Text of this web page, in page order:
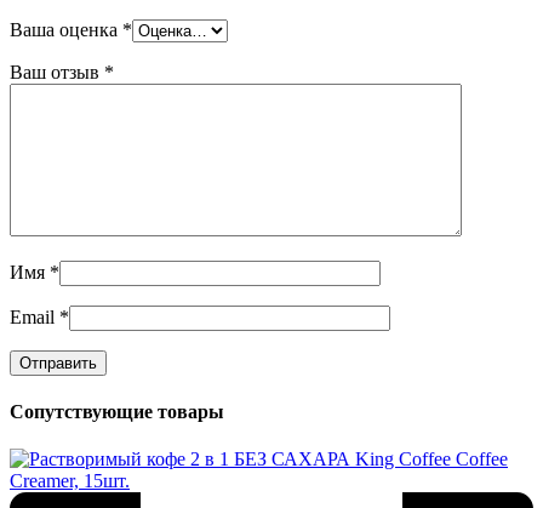
Ваша оценка *
Ваш отзыв *
Имя *
Email *
Сопутствующие товары